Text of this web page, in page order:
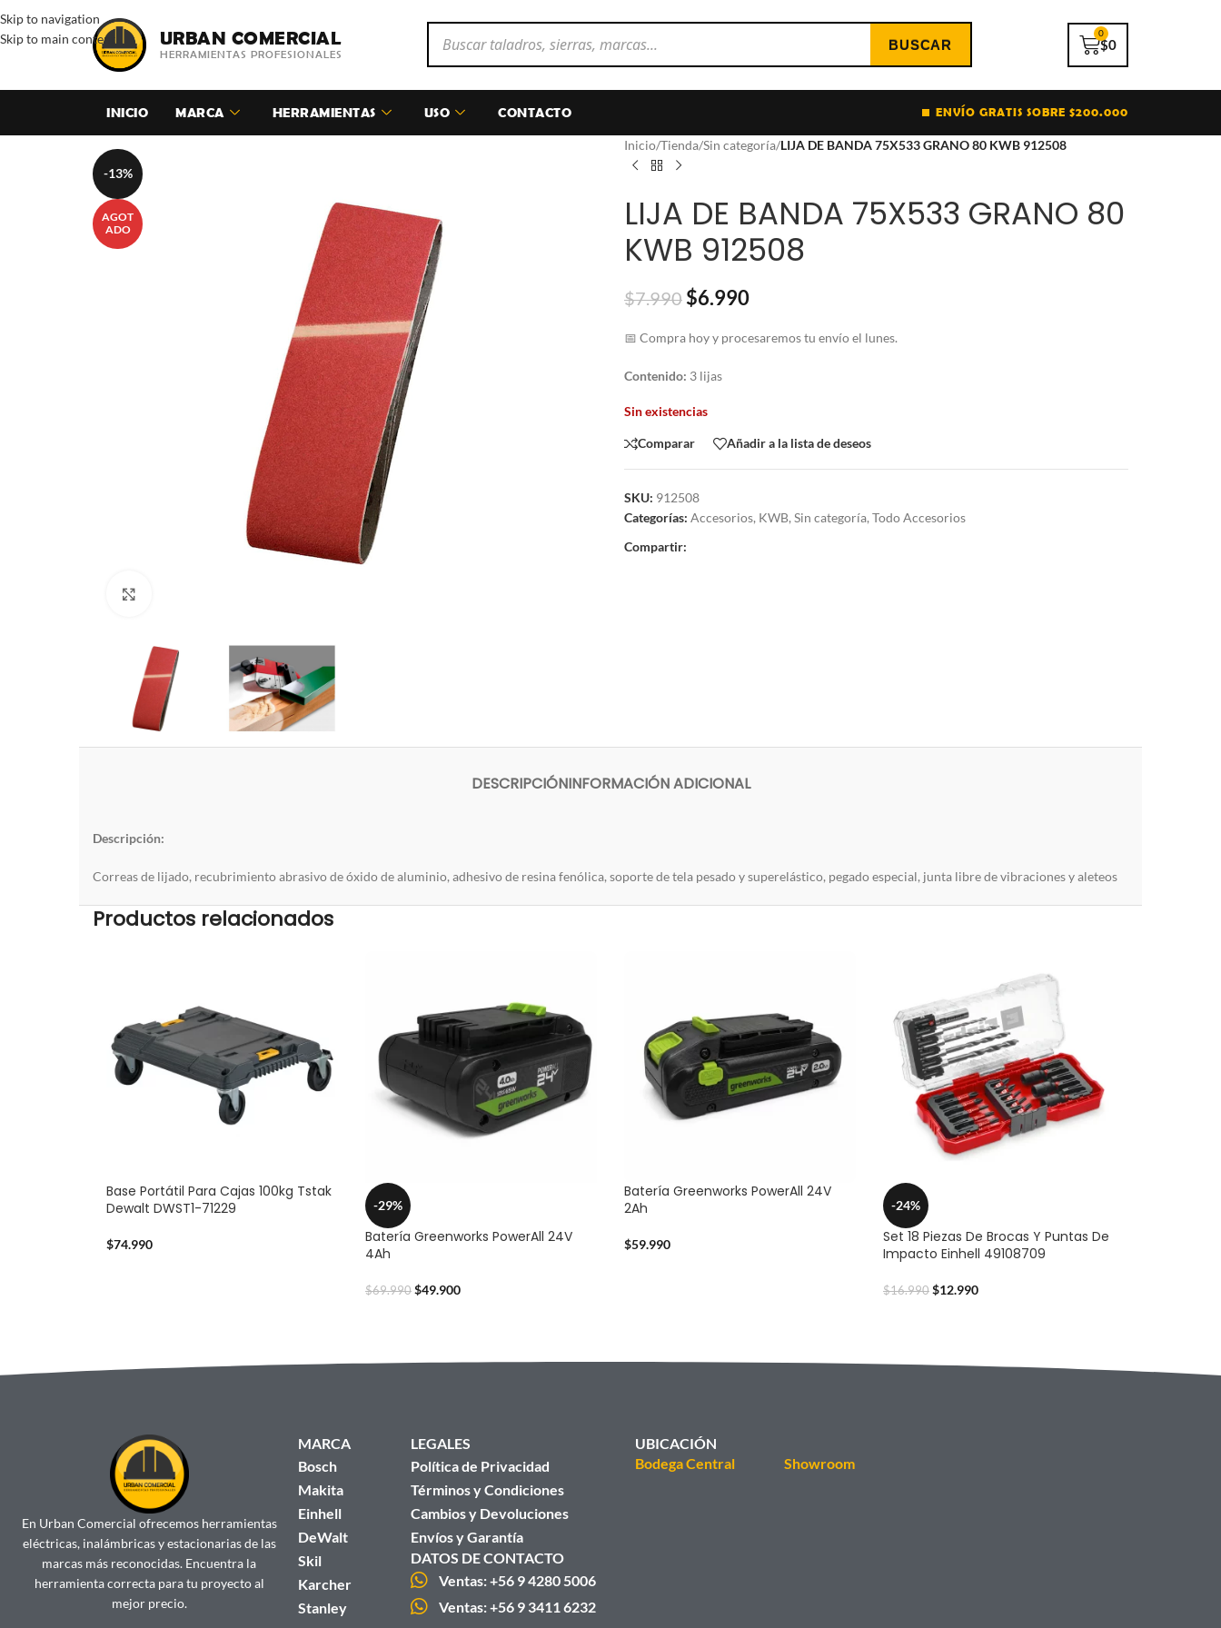
Skip to navigation
Skip to main content
URBAN COMERCIAL
HERRAMIENTAS PROFESIONALES
$0
0
INICIO MARCA HERRAMIENTAS USO CONTACTO ENVÍO GRATIS SOBRE $200.000
-13%
AGOT
ADO
Inicio/Tienda/Sin categoría/LIJA DE BANDA 75X533 GRANO 80 KWB 912508
LIJA DE BANDA 75X533 GRANO 80
KWB 912508
$7.990 $6.990
📅 Compra hoy y procesaremos tu envío el lunes.
Contenido: 3 lijas
Sin existencias
Comparar Añadir a la lista de deseos
SKU: 912508
Categorías: Accesorios, KWB, Sin categoría, Todo Accesorios
Compartir:
DESCRIPCIÓNINFORMACIÓN ADICIONAL
Descripción:
Correasde lijado, recubrimientoabrasivodeóxidodealuminio,adhesivode resinafenólica,soportedetela pesadoysuperelástico, pegadoespecial, junta libredevibracionesyaleteos
Productos relacionados
Base Portátil Para Cajas 100kg Tstak
Dewalt DWST1-71229
$74.990
-29%
Batería Greenworks PowerAll 24V
4Ah
$69.990 $49.900
Batería Greenworks PowerAll 24V
2Ah
$59.990
-24%
Set 18 Piezas De Brocas Y Puntas De
Impacto Einhell 49108709
$16.990 $12.990
En Urban Comercial ofrecemos herramientas
eléctricas, inalámbricas y estacionarias de las
marcas más reconocidas. Encuentra la
herramienta correcta para tu proyecto al
mejor precio.
MARCA
Bosch
Makita
Einhell
DeWalt
Skil
Karcher
Stanley
LEGALES
Política de Privacidad
Términos y Condiciones
Cambios y Devoluciones
Envíos y Garantía
DATOS DE CONTACTO
Ventas: +56 9 4280 5006
Ventas: +56 9 3411 6232
UBICACIÓN
Bodega Central
Showroom